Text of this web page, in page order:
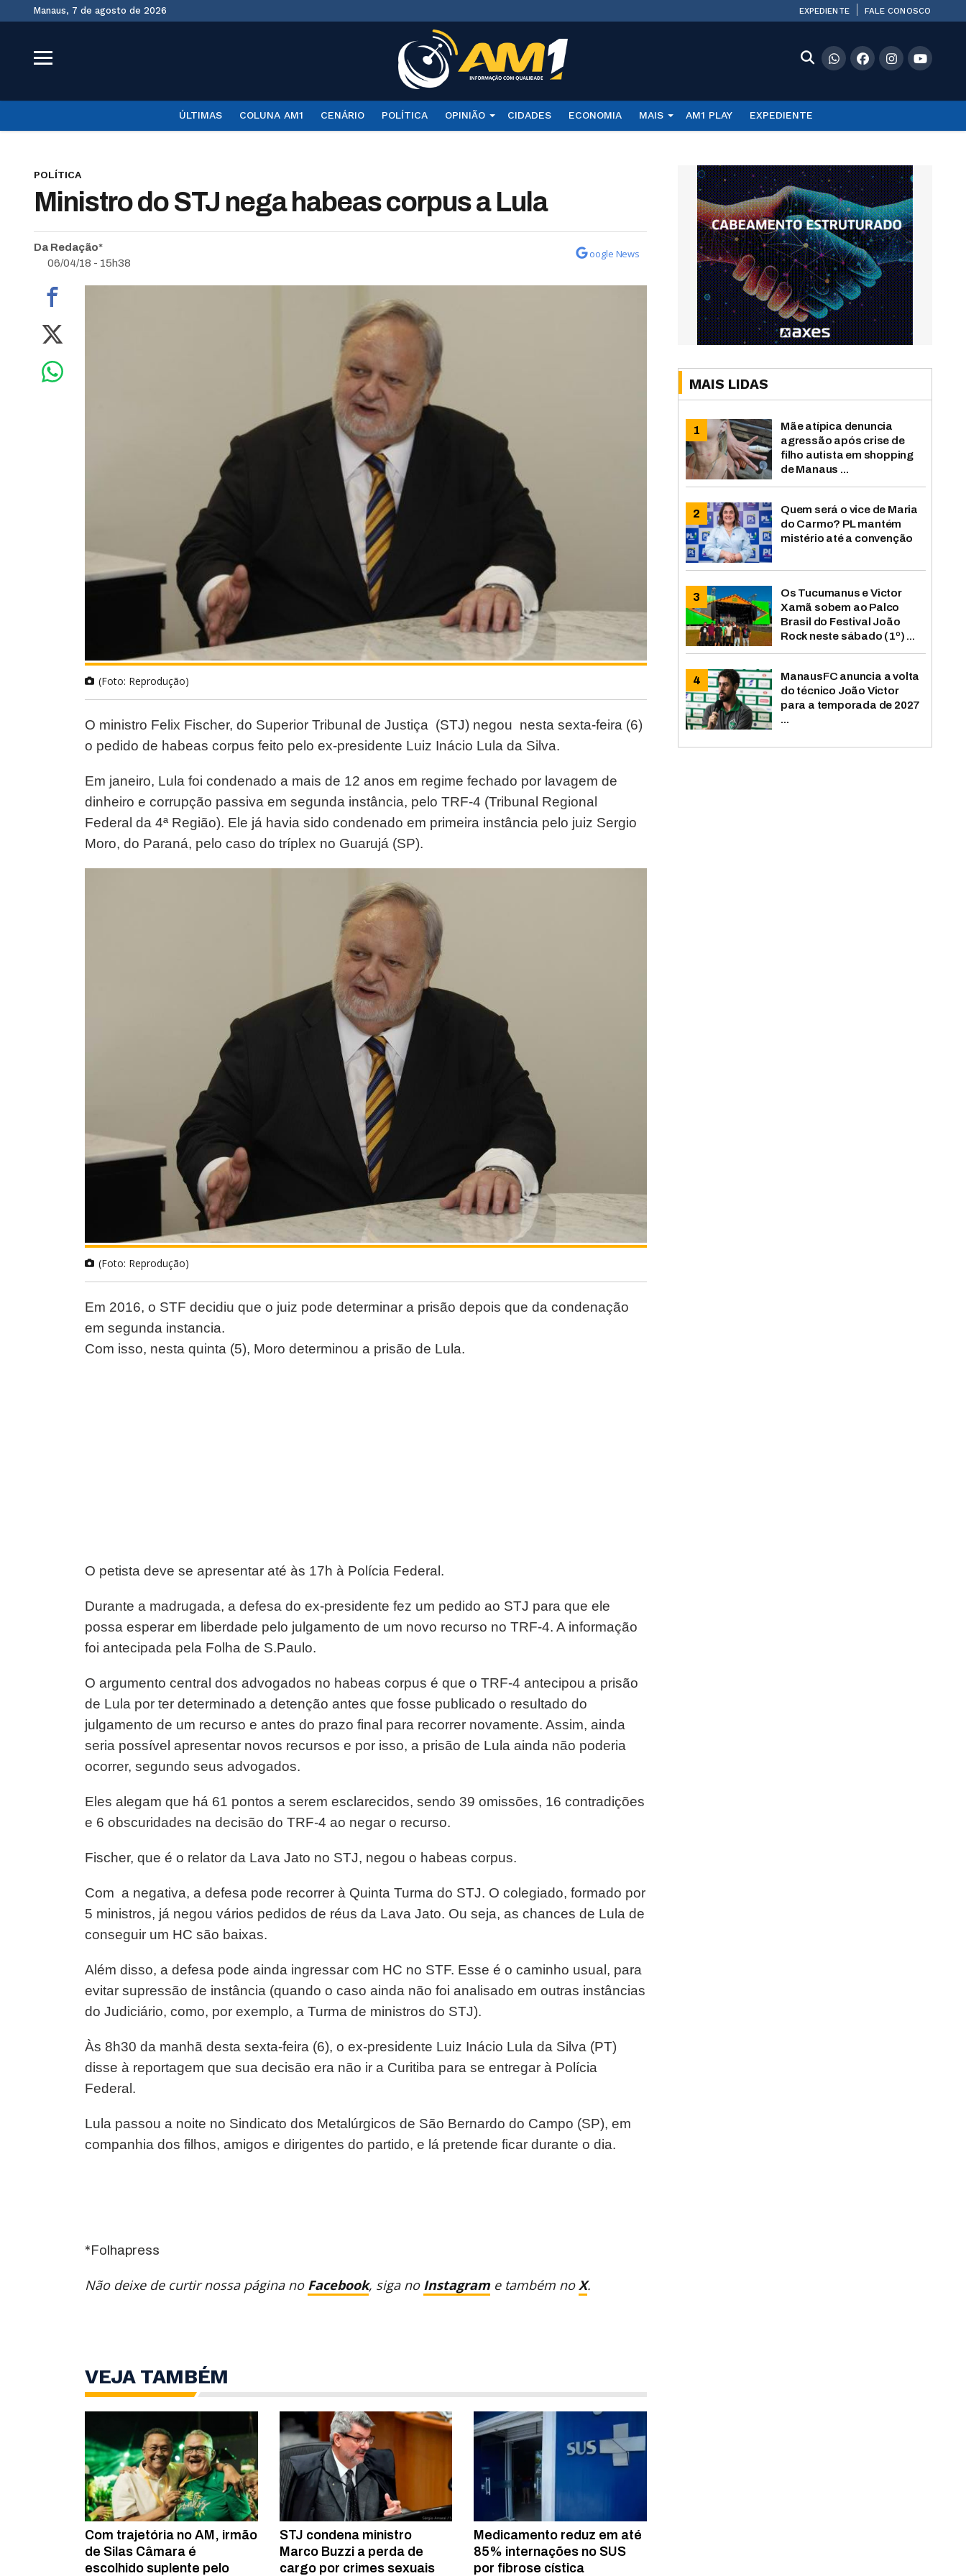
Manaus, 7 de agosto de 2026 EXPEDIENTE FALE CONOSCO
ÚLTIMAS COLUNA AM1 CENÁRIO POLÍTICA OPINIÃO CIDADES ECONOMIA MAIS AM1 PLAY EXPEDIENTE
POLÍTICA
Ministro do STJ nega habeas corpus a Lula
Da Redação*
06/04/18 - 15h38
oogle News
(Foto: Reprodução)
O ministro Felix Fischer, do Superior Tribunal de Justiça (STJ) negou nesta sexta-feira (6)
o pedido de habeas corpus feito pelo ex-presidente Luiz Inácio Lula da Silva.
Em janeiro, Lula foi condenado a mais de 12 anos em regime fechado por lavagem de
dinheiro e corrupção passiva em segunda instância, pelo TRF-4 (Tribunal Regional
Federal da 4ª Região). Ele já havia sido condenado em primeira instância pelo juiz Sergio
Moro, do Paraná, pelo caso do tríplex no Guarujá (SP).
(Foto: Reprodução)
Em 2016, o STF decidiu que o juiz pode determinar a prisão depois que da condenação
em segunda instancia.
Com isso, nesta quinta (5), Moro determinou a prisão de Lula.
O petista deve se apresentar até às 17h à Polícia Federal.
Durante a madrugada, a defesa do ex-presidente fez um pedido ao STJ para que ele
possa esperar em liberdade pelo julgamento de um novo recurso no TRF-4. A informação
foi antecipada pela Folha de S.Paulo.
O argumento central dos advogados no habeas corpus é que o TRF-4 antecipou a prisão
de Lula por ter determinado a detenção antes que fosse publicado o resultado do
julgamento de um recurso e antes do prazo final para recorrer novamente. Assim, ainda
seria possível apresentar novos recursos e por isso, a prisão de Lula ainda não poderia
ocorrer, segundo seus advogados.
Eles alegam que há 61 pontos a serem esclarecidos, sendo 39 omissões, 16 contradições
e 6 obscuridades na decisão do TRF-4 ao negar o recurso.
Fischer, que é o relator da Lava Jato no STJ, negou o habeas corpus.
Com a negativa, a defesa pode recorrer à Quinta Turma do STJ. O colegiado, formado por
5 ministros, já negou vários pedidos de réus da Lava Jato. Ou seja, as chances de Lula de
conseguir um HC são baixas.
Além disso, a defesa pode ainda ingressar com HC no STF. Esse é o caminho usual, para
evitar supressão de instância (quando o caso ainda não foi analisado em outras instâncias
do Judiciário, como, por exemplo, a Turma de ministros do STJ).
Às 8h30 da manhã desta sexta-feira (6), o ex-presidente Luiz Inácio Lula da Silva (PT)
disse à reportagem que sua decisão era não ir a Curitiba para se entregar à Polícia
Federal.
Lula passou a noite no Sindicato dos Metalúrgicos de São Bernardo do Campo (SP), em
companhia dos filhos, amigos e dirigentes do partido, e lá pretende ficar durante o dia.
*Folhapress
Não deixe de curtir nossa página no Facebook, siga no Instagram e também noX.
VEJA TAMBÉM
Com trajetória no AM, irmão
de Silas Câmara é
escolhido suplente pelo
STJ condena ministro
Marco Buzzi a perda de
cargo por crimes sexuais
Medicamento reduz em até
85% internações no SUS
por fibrose cística
MAIS LIDAS
Mãe atípica denuncia
agressão após crise de
filho autista em shopping
de Manaus ...
Quem será o vice de Maria
do Carmo? PL mantém
mistério até a convenção
Os Tucumanus e Victor
Xamã sobem ao Palco
Brasil do Festival João
Rock neste sábado (1º) ...
ManausFC anuncia a volta
do técnico João Victor
para a temporada de 2027
...